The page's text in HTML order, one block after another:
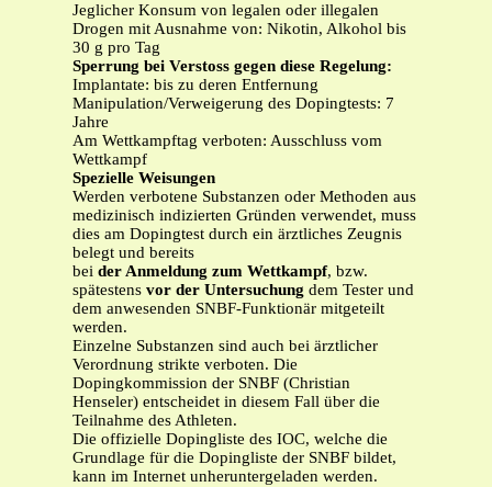
Jeglicher Konsum von legalen oder illegalen
Drogen mit Ausnahme von: Nikotin, Alkohol bis
30 g pro Tag
Sperrung bei Verstoss gegen diese Regelung:
Implantate: bis zu deren Entfernung
Manipulation/Verweigerung des Dopingtests: 7
Jahre
Am Wettkampftag verboten: Ausschluss vom
Wettkampf
Spezielle Weisungen
Werden verbotene Substanzen oder Methoden aus
medizinisch indizierten Gründen verwendet, muss
dies am Dopingtest durch ein ärztliches Zeugnis
belegt und bereits
bei der Anmeldung zum Wettkampf, bzw.
spätestens vor der Untersuchung dem Tester und
dem anwesenden SNBF-Funktionär mitgeteilt
werden.
Einzelne Substanzen sind auch bei ärztlicher
Verordnung strikte verboten. Die
Dopingkommission der SNBF (Christian
Henseler) entscheidet in diesem Fall über die
Teilnahme des Athleten.
Die offizielle Dopingliste des IOC, welche die
Grundlage für die Dopingliste der SNBF bildet,
kann im Internet unheruntergeladen werden.